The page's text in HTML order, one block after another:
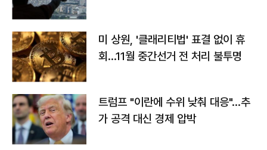
미 상원, '클래리티법' 표결 없이 휴
회…11월 중간선거 전 처리 불투명
트럼프 "이란에 수위 낮춰 대응"…추
가 공격 대신 경제 압박